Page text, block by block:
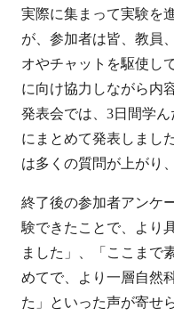
実際に集まって実験を
が、参加者は皆、教員
オやチャットを駆使し
に向け協力しながら内
発表会では、3日間学
にまとめて発表しまし
は多くの質問が上がり
終了後の参加者アンケ
験できたことで、より
ました」、「ここまで
めてで、より一層自然
た」といった声が寄せ